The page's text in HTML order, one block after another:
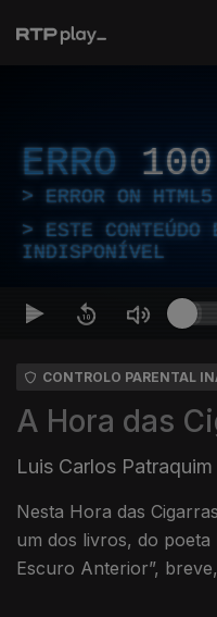
ERRO 100
ERROR ON
ESTE CONTEÚDO
INDISPONÍVEL
CONTROLO PARENTAL
A Hora das
Luis Carlos Patraquim
Nesta Hora das
um dos livros, do poeta Luis Carlos Patraquim, “O
Escuro Anterior”,